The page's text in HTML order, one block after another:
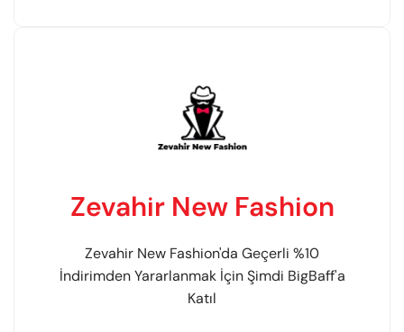
Zevahir New Fashion
Zevahir New Fashion'da Geçerli %10
İndirimden Yararlanmak İçin Şimdi BigBaff'a
Katıl